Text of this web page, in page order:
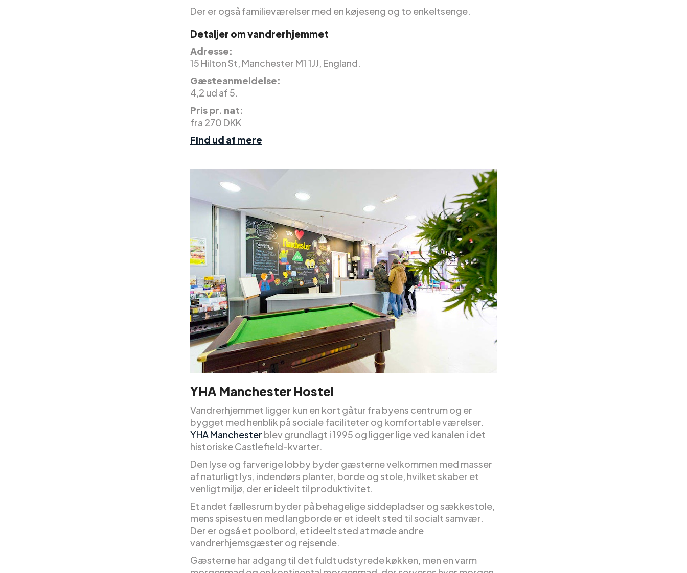
Der er også familieværelser med en køjeseng og to enkeltsenge.
Detaljer om vandrerhjemmet
Adresse:
15 Hilton St, Manchester M1 1JJ, England.
Gæsteanmeldelse:
4,2 ud af 5.
Pris pr. nat:
fra 270 DKK
Find ud af mere
YHA Manchester Hostel
Vandrerhjemmet ligger kun en kort gåtur fra byens centrum og er
bygget med henblik på sociale faciliteter og komfortable værelser.
YHA Manchester blev grundlagt i 1995 og ligger lige ved kanalen i det
historiske Castlefield-kvarter.
Den lyse og farverige lobby byder gæsterne velkommen med masser
af naturligt lys, indendørs planter, borde og stole, hvilket skaber et
venligt miljø, der er ideelt til produktivitet.
Et andet fællesrum byder på behagelige siddepladser og sækkestole,
mens spisestuen med langborde er et ideelt sted til socialt samvær.
Der er også et poolbord, et ideelt sted at møde andre
vandrerhjemsgæster og rejsende.
Gæsterne har adgang til det fuldt udstyrede køkken, men en varm